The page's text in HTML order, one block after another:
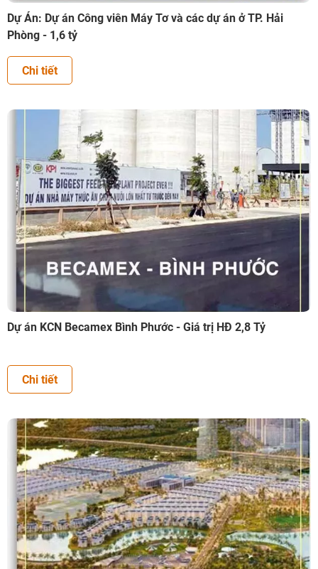
Dự Án: Dự án Công viên Máy Tơ và các dự án ở TP. Hải
Phòng - 1,6 tỷ
Chi tiết
Dự án KCN Becamex Bình Phước - Giá trị HĐ 2,8 Tỷ
Chi tiết